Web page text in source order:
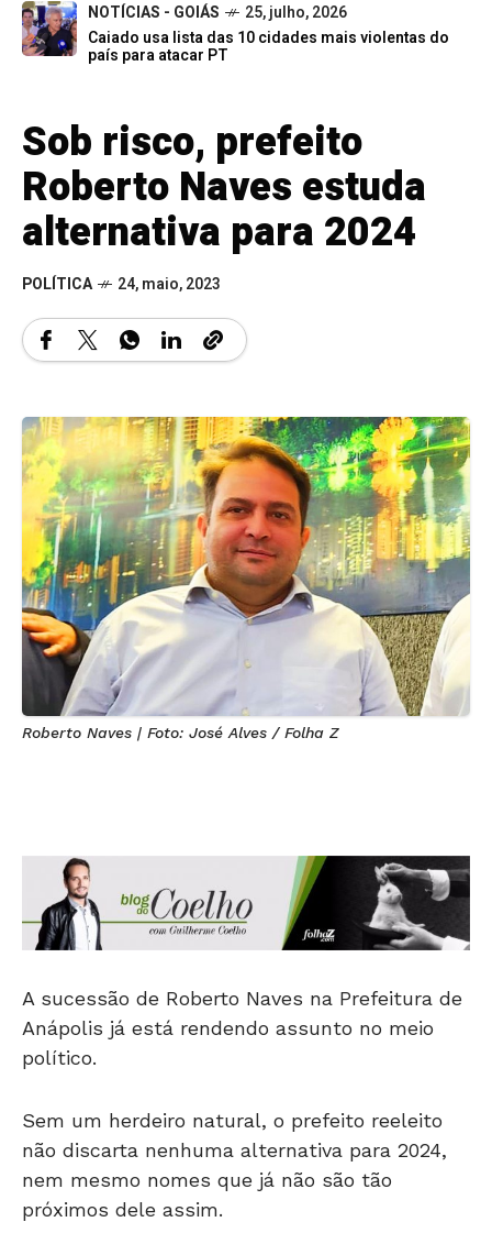
NOTÍCIAS - GOIÁS
25, julho, 2026
Caiado usa lista das 10 cidades mais violentas do
país para atacar PT
Sob risco, prefeito
Roberto Naves estuda
alternativa para 2024
POLÍTICA 24, maio, 2023
Roberto Naves | Foto: José Alves / Folha Z
Anápolis já está rendendo assunto no meio
político.
não discarta nenhuma alternativa para 2024,
nem mesmo nomes que já não são tão
próximos dele assim.